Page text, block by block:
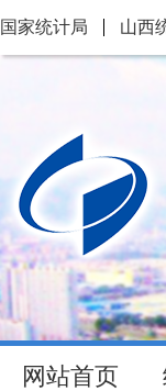
国家统计局 山西
网站首页